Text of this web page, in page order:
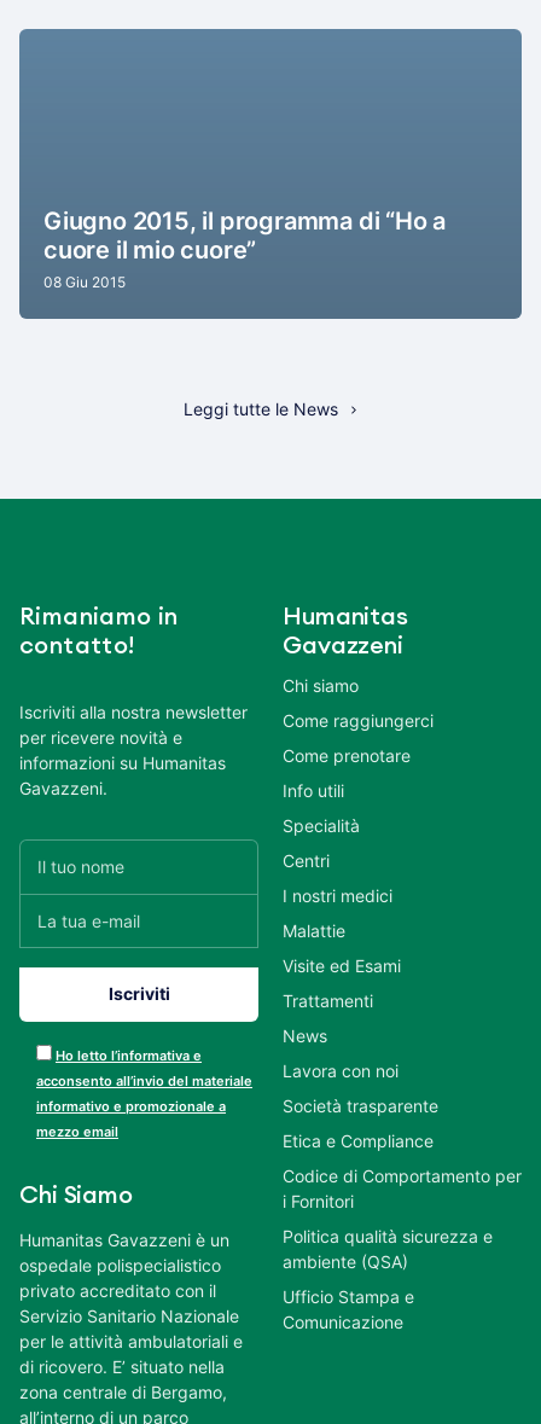
Giugno 2015, il programma di “Ho a
cuore il mio cuore”
08 Giu 2015
Leggi tutte le News
Rimaniamo in
contatto!
Iscriviti alla nostra newsletter
per ricevere novità e
informazioni su Humanitas
Gavazzeni.
Ho letto l’informativa e
acconsento all’invio del materiale
informativo e promozionale a
mezzo email
Chi Siamo
Humanitas Gavazzeni è un
ospedale polispecialistico
privato accreditato con il
Servizio Sanitario Nazionale
per le attività ambulatoriali e
di ricovero. E’ situato nella
zona centrale di Bergamo,
all’interno di un parco
Humanitas
Gavazzeni
Chi siamo
Come raggiungerci
Come prenotare
Info utili
Specialità
Centri
I nostri medici
Malattie
Visite ed Esami
Trattamenti
News
Lavora con noi
Società trasparente
Etica e Compliance
Codice di Comportamento per
i Fornitori
Politica qualità sicurezza e
ambiente (QSA)
Ufficio Stampa e
Comunicazione